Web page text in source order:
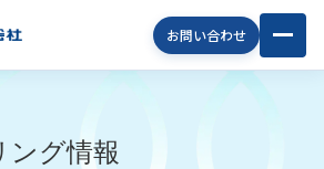
お問い合わせ
ング情報